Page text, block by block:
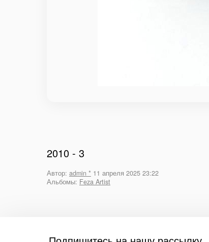
2010 - 3
Автор: admin * 11 апреля 2025 23:22
Альбомы: Feza Artist